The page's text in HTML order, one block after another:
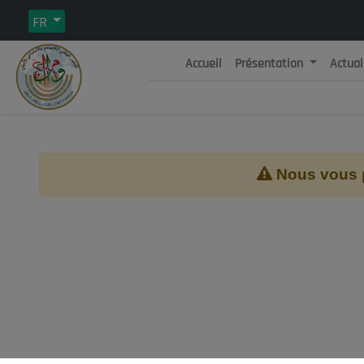
FR
Accueil Présentation
Nous vous